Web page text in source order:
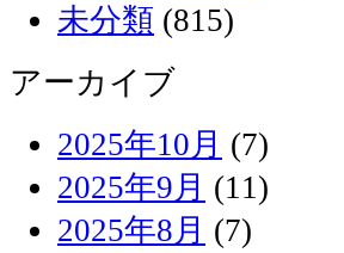
未分類 (815)
アーカイブ
2025年10月 (7)
2025年9月 (11)
2025年8月 (7)